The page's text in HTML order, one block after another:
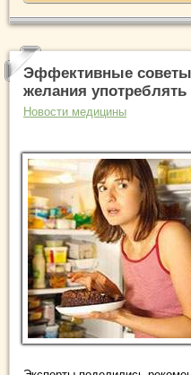
Эффективные
желания
Новости медицины